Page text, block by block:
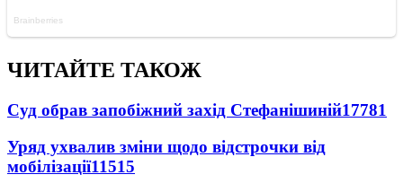
ЧИТАЙТЕ ТАКОЖ
Суд обрав запобіжний захід Стефанішиній17781
Уряд ухвалив зміни щодо відстрочки від
мобілізації11515